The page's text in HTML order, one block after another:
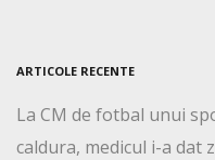
ARTICOLE RECENTE
La CM de fotbal unui
caldura, medicul i-a dat